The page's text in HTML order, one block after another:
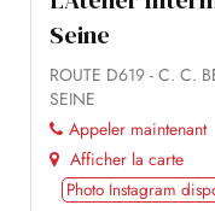
ROUTE D619 - C. C.
SEINE
Appeler maintenant
Afficher la carte
Photo Instagram